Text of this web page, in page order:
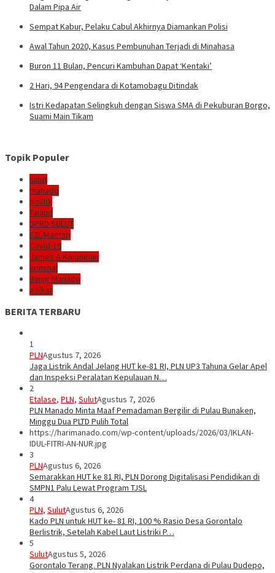
Dalam Pipa Air
Sempat Kabur, Pelaku Cabul Akhirnya Diamankan Polisi
Awal Tahun 2020, Kasus Pembunuhan Terjadi di Minahasa
Buron 11 Bulan, Pencuri Kambuhan Dapat ‘Kentaki’
2 Hari, 94 Pengendara di Kotamobagu Ditindak
Istri Kedapatan Selingkuh dengan Siswa SMA di Pekuburan Borgo,
Suami Main Tikam
Topik Populer
sulut
manado
politik
Talaud
DPRD SULUT
E2L-Mantap
Covid-19
James A Kojongian
kriminal
Banjir Manado
golkar
BERITA TERBARU
1
PLNAgustus 7, 2026
Jaga Listrik Andal Jelang HUT ke-81 RI, PLN UP3 Tahuna Gelar Apel
dan Inspeksi Peralatan Kepulauan N…
2
Etalase, PLN, SulutAgustus 7, 2026
PLN Manado Minta Maaf Pemadaman Bergilir di Pulau Bunaken,
Minggu Dua PLTD Pulih Total
https://harimanado.com/wp-content/uploads/2026/03/IKLAN-
IDUL-FITRI-AN-NUR.jpg
3
PLNAgustus 6, 2026
Semarakkan HUT ke 81 RI, PLN Dorong Digitalisasi Pendidikan di
SMPN1 Palu Lewat Program TJSL
4
PLN, SulutAgustus 6, 2026
Kado PLN untuk HUT ke- 81 RI, 100 % Rasio Desa Gorontalo
Berlistrik, Setelah Kabel Laut Listriki P…
5
SulutAgustus 5, 2026
Gorontalo Terang. PLN Nyalakan Listrik Perdana di Pulau Dudepo,